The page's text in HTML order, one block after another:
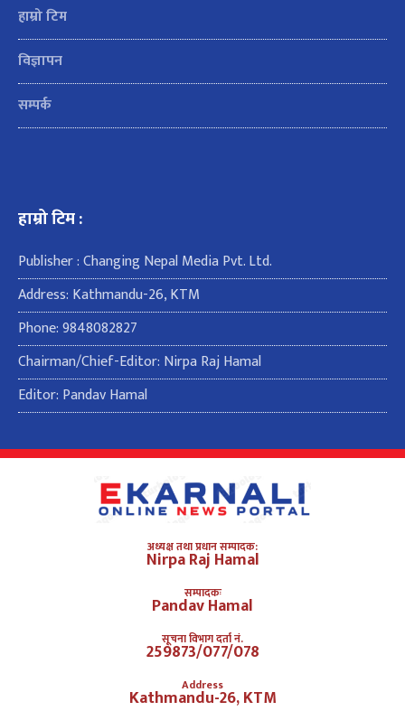
हाम्रो टिम
विज्ञापन
सम्पर्क
हाम्रो टिम :
Publisher : Changing Nepal Media Pvt. Ltd.
Address: Kathmandu-26, KTM
Phone: 9848082827
Chairman/Chief-Editor: Nirpa Raj Hamal
Editor: Pandav Hamal
अध्यक्ष तथा प्रधान सम्पादक:
Nirpa Raj Hamal
सम्पादकः
Pandav Hamal
सूचना विभाग दर्ता नं.
259873/077/078
Address
Kathmandu-26, KTM